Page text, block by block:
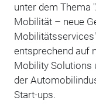
unter dem Thema
Mobilität – neue
entsprechend auf
Mobility Solutions
der
Start-ups.